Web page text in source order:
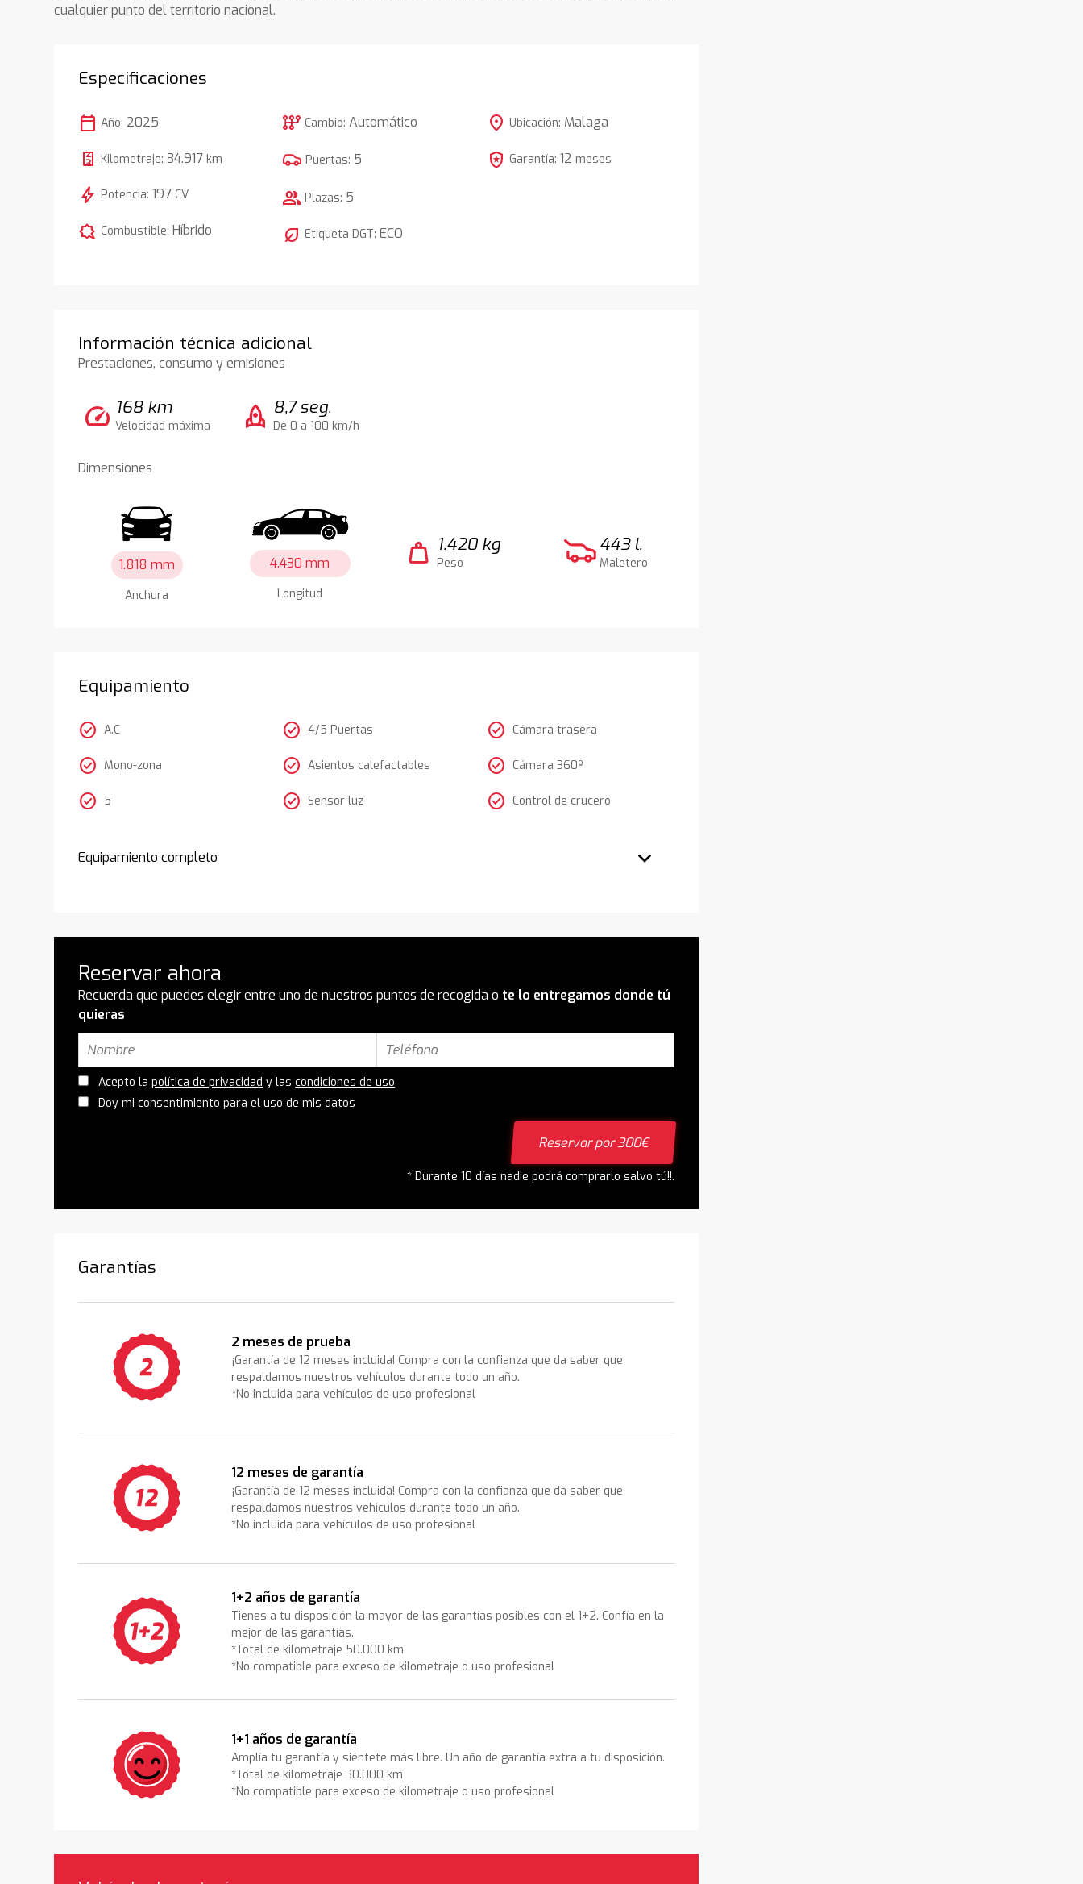
cualquier punto del territorio nacional.
Especificaciones
calendar_today Año: 2025
Kilometraje:34.917 km
bolt Potencia:197 CV
comic_bubble Combustible:Híbrido
auto_transmission Cambio:Automático
Puertas: 5
group Plazas: 5
nest_eco_leaf Etiqueta DGT:ECO
location_on Ubicación: Malaga
local_police Garantía: 12 meses
Información técnica adicional
Prestaciones, consumo y emisiones
speed 168 km
Velocidad máxima rocket 8,7 seg.
De 0 a 100 km/h
Dimensiones
1.818 mm
Anchura
4.430 mm
Longitud
weight 1.420 kg
Peso
443 l.
Maletero
Equipamiento
check_circle A.C
check_circle Mono-zona
check_circle 5
check_circle 4/5 Puertas
check_circle Asientos calefactables
check_circle Sensor luz
check_circle Cámara trasera
check_circle Cámara 360º
check_circle Control de crucero
Equipamiento completo
Reservar ahora
Recuerda que puedes elegir entre uno de nuestros puntos de recogida o te lo entregamos donde tú
quieras
Acepto lapolítica de privacidad y lascondiciones de uso
Doy mi consentimiento para el uso de mis datos
Reservar por 300€
* Durante 10 días nadie podrá comprarlo salvo tú!!.
Garantías
2 meses de prueba
¡Garantía de 12 meses incluida! Compra con la confianza que da saber que
respaldamos nuestros vehículos durante todo un año.
*No incluida para vehículos de uso profesional
12 meses de garantía
¡Garantía de 12 meses incluida! Compra con la confianza que da saber que
respaldamos nuestros vehículos durante todo un año.
*No incluida para vehículos de uso profesional
1+2 años de garantía
Tienes a tu disposición la mayor de las garantías posibles con el 1+2. Confía en la
mejor de las garantías.
*Total de kilometraje 50.000 km
*No compatible para exceso de kilometraje o uso profesional
1+1 años de garantía
Amplía tu garantía y siéntete más libre. Un año de garantía extra a tu disposición.
*Total de kilometraje 30.000 km
*No compatible para exceso de kilometraje o uso profesional